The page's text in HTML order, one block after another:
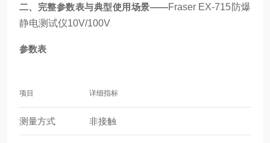
二、完整参数表与典型使用场景——Fraser EX-715防爆
静电测试仪10V/100V
参数表
项目 详细指标
测量方式 非接触